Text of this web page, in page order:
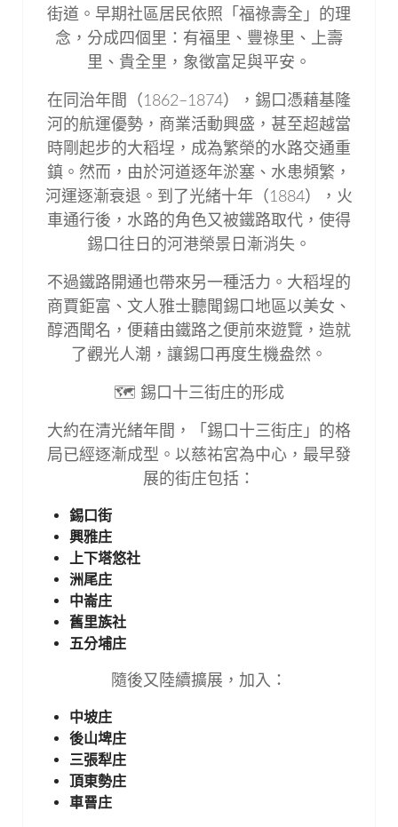
街道。早期社區居民依照「福祿壽全」的理
念，分成四個里：有福里、豐祿里、上壽
里、貴全里，象徵富足與平安。
在同治年間（1862–1874），錫口憑藉基隆
河的航運優勢，商業活動興盛，甚至超越當
時剛起步的大稻埕，成為繁榮的水路交通重
鎮。然而，由於河道逐年淤塞、水患頻繁，
河運逐漸衰退。到了光緒十年（1884），火
車通行後，水路的角色又被鐵路取代，使得
錫口往日的河港榮景日漸消失。
不過鐵路開通也帶來另一種活力。大稻埕的
商賈鉅富、文人雅士聽聞錫口地區以美女、
醇酒聞名，便藉由鐵路之便前來遊覽，造就
了觀光人潮，讓錫口再度生機盎然。
🗺 錫口十三街庄的形成
大約在清光緒年間，「錫口十三街庄」的格
局已經逐漸成型。以慈祐宮為中心，最早發
展的街庄包括：
錫口街
興雅庄
上下塔悠社
洲尾庄
中崙庄
舊里族社
五分埔庄
隨後又陸續擴展，加入：
中坡庄
後山埤庄
三張犁庄
頂東勢庄
車罾庄